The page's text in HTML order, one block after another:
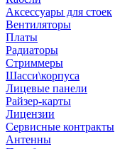
Аксессуары для стоек
Вентиляторы
Платы
Радиаторы
Стриммеры
Шасси\корпуса
Лицевые панели
Райзер-карты
Лицензии
Сервисные контракты
Антенны